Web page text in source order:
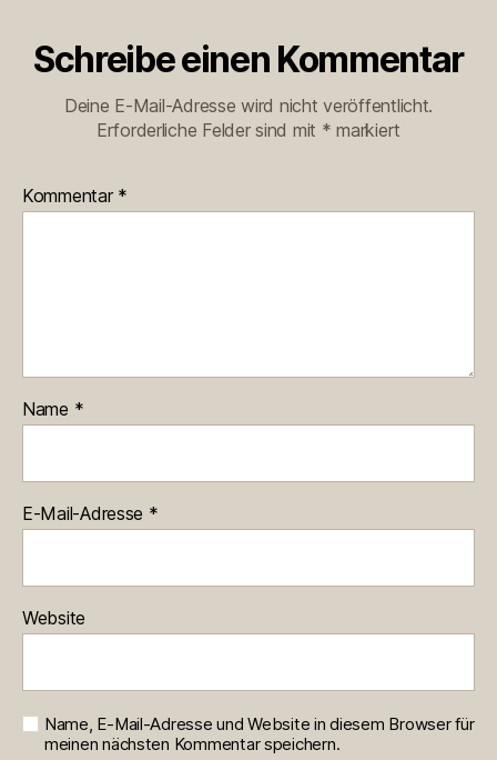
Schreibe einen Kommentar
Deine E-Mail-Adresse wird nicht veröffentlicht.
Erforderliche Felder sind mit * markiert
Kommentar *
Name *
E-Mail-Adresse *
Website
Name, E-Mail-Adresse und Website in diesem Browser für
meinen nächsten Kommentar speichern.